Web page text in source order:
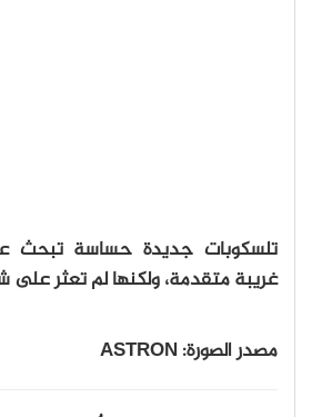
تلسكوبات جديدة حساسة تبحث
غريبة متقدمة، ولكنها لم تعثر
مصدر الصورة: ASTRON